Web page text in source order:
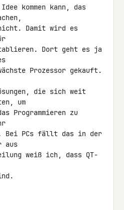
kommen kann, das
Damit wird es
Dort geht es ja
Prozessor gekauft.
die sich weit
um
Programmieren zu
Bei PCs fällt das in der
aus
weiß ich, dass QT-